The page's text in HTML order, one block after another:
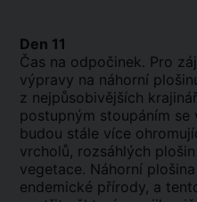
Den 11
Čas na odpočinek. Pro
výpravy na náhorní
z nejpůsobivějších
postupným stoupáním
budou stále více
vrcholů, rozsáhlých
vegetace. Náhorní
endemické přírody, a